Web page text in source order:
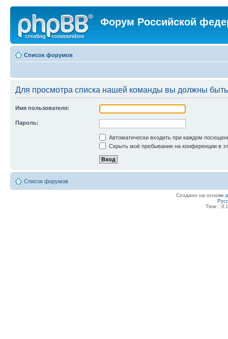
Форум Российской
Список форумов
Для просмотра списка нашей команды вы должны
Имя пользователя:
Пароль:
Автоматически входить при каждом
Скрыть моё пребывание на конференции в
Список форумов
Создано на основе
Time :